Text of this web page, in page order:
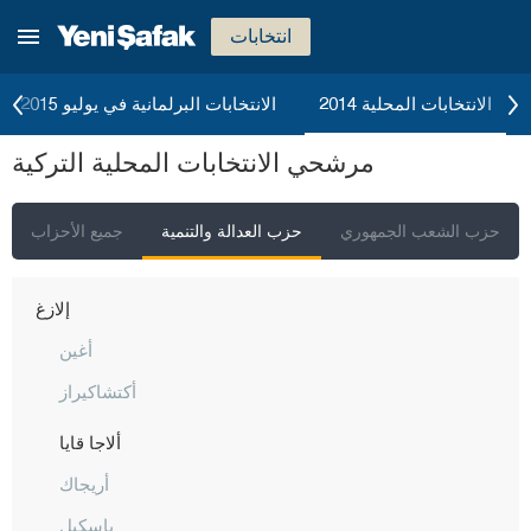
انتخابات
الانتخابات البرلمانية في يوليو 2015 الانتخابات المحلية 2014
مرشحي الانتخابات المحلية التركية
جميع الأحزاب حزب العدالة والتنمية حزب الشعب الجمهوري
شانكيري
جوروم
دينيزلي
دياربكر
أدرنة
إلازغ
أغين
أكتشاكيراز
ألاجا قايا
أريجاك
باسكيل